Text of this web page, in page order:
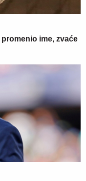
promenio ime, zvaće